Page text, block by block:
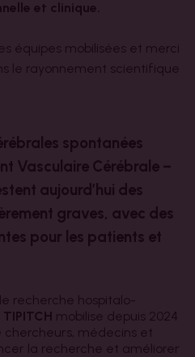
et clinique.
équipes mobilisées et merci
le rayonnement scientifique
spontanées
Vasculaire Cérébrale –
aujourd’hui des
graves, avec des
pour les patients et
recherche hospitalo-
TIPITCH mobilise depuis 2024
médecins et
la recherche et améliorer